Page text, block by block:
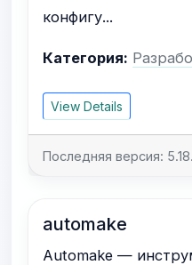
конфигу...
Категория:
View Details
Последняя версия:
automake
Automake —